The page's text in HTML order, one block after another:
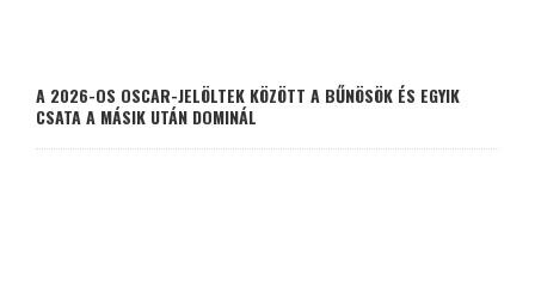
A 2026-OS OSCAR-JELÖLTEK KÖZÖTT A BŰNÖSÖK ÉS EGYIK
CSATA A MÁSIK UTÁN DOMINÁL